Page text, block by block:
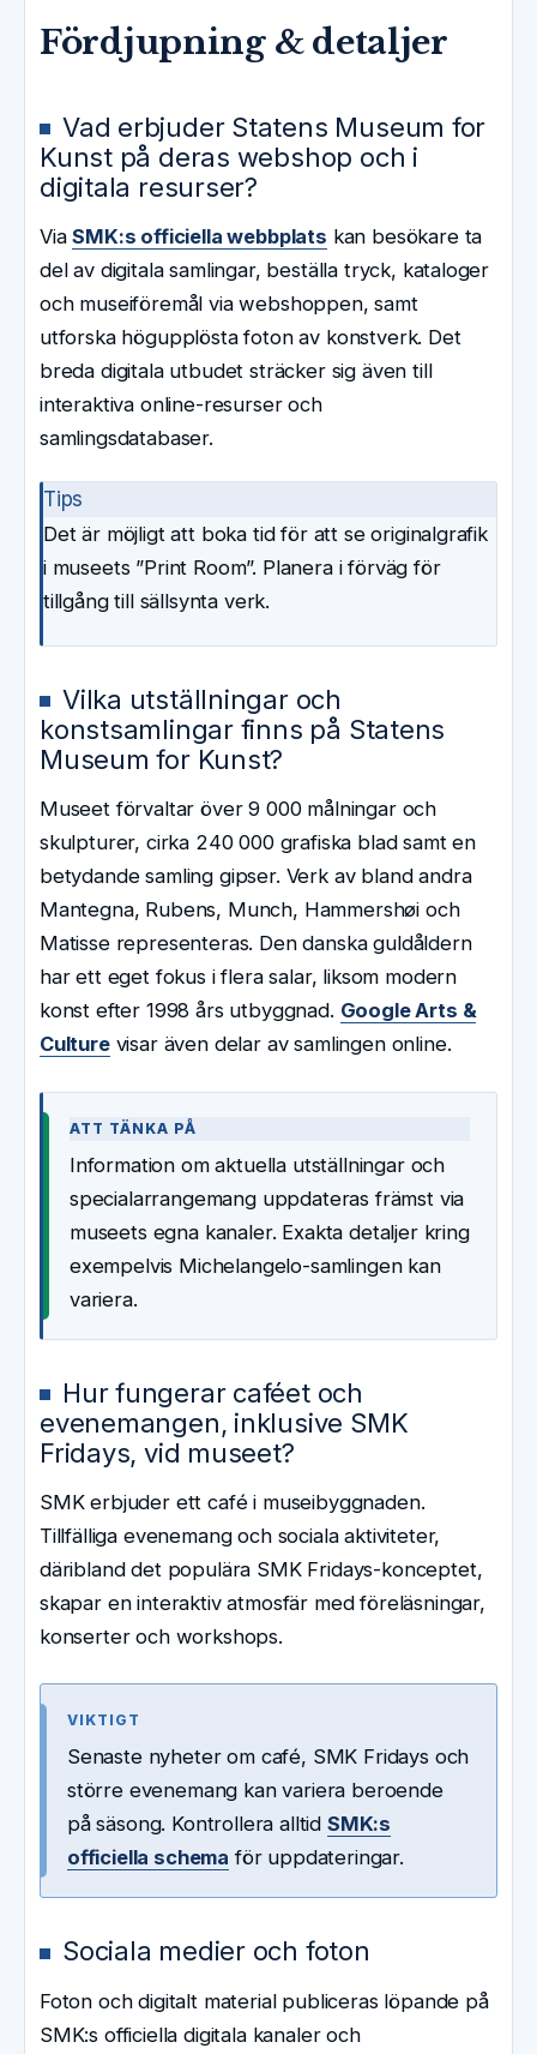
Fördjupning & detaljer
Vad erbjuder Statens Museum for
Kunst på deras webshop och i
digitala resurser?
ViaSMK:s officiella webbplats kan besökare ta
del av digitala samlingar, beställa tryck, kataloger
och museiföremål via webshoppen, samt
utforska högupplösta foton av konstverk. Det
breda digitala utbudet sträcker sig även till
interaktiva online-resurser och
samlingsdatabaser.
Tips
Det är möjligt att boka tid för att se originalgrafik
i museets ”Print Room”. Planera i förväg för
tillgång till sällsynta verk.
Vilka utställningar och
konstsamlingar finns på Statens
Museum for Kunst?
Museet förvaltar över 9 000 målningar och
skulpturer, cirka 240 000 grafiska blad samt en
betydande samling gipser. Verk av bland andra
Mantegna, Rubens, Munch, Hammershøi och
Matisse representeras. Den danska guldåldern
har ett eget fokus i flera salar, liksom modern
konst efter 1998 års utbyggnad. Google Arts &
Culturevisar även delar av samlingen online.
ATT TÄNKA PÅ
Information om aktuella utställningar och
specialarrangemang uppdateras främst via
museets egna kanaler. Exakta detaljer kring
exempelvis Michelangelo-samlingen kan
variera.
Hur fungerar caféet och
evenemangen, inklusive SMK
Fridays, vid museet?
SMK erbjuder ett café i museibyggnaden.
Tillfälliga evenemang och sociala aktiviteter,
däribland det populära SMK Fridays-konceptet,
skapar en interaktiv atmosfär med föreläsningar,
konserter och workshops.
VIKTIGT
Senaste nyheter om café, SMK Fridays och
större evenemang kan variera beroende
på säsong. Kontrollera alltid SMK:s
officiella schema för uppdateringar.
Sociala medier och foton
Foton och digitalt material publiceras löpande på
SMK:s officiella digitala kanaler och